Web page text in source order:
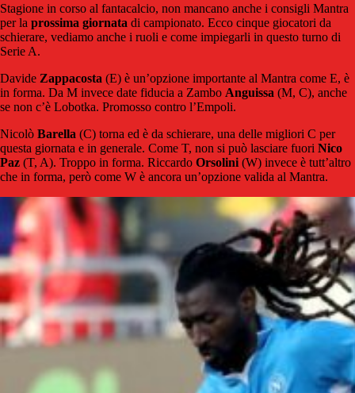
Stagione in corso al fantacalcio, non mancano anche i consigli Mantra
per la prossima giornata di campionato. Ecco cinque giocatori da
schierare, vediamo anche i ruoli e come impiegarli in questo turno di
Serie A.
Davide Zappacosta (E) è un’opzione importante al Mantra come E, è
in forma. Da M invece date fiducia a Zambo Anguissa (M, C), anche
se non c’è Lobotka. Promosso contro l’Empoli.
Nicolò Barella (C) torna ed è da schierare, una delle migliori C per
questa giornata e in generale. Come T, non si può lasciare fuori Nico
Paz (T, A). Troppo in forma. Riccardo Orsolini (W) invece è tutt’altro
che in forma, però come W è ancora un’opzione valida al Mantra.